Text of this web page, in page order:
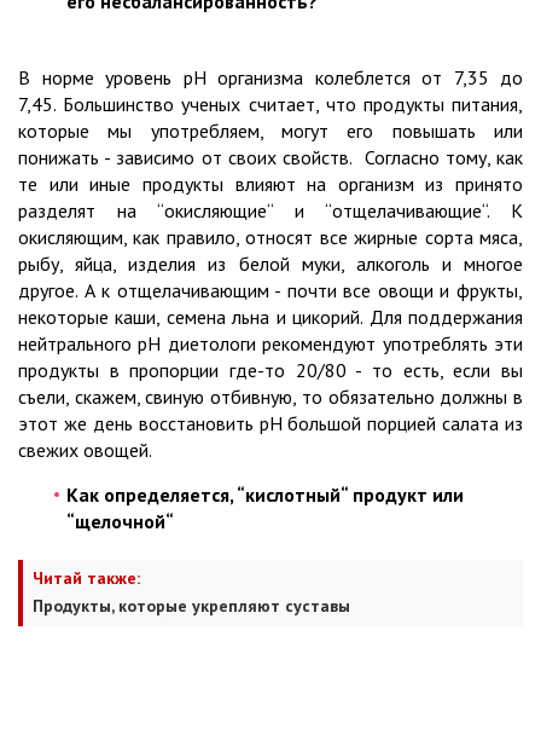
В норме уровень pH организма колеблется от 7,35 до
7,45. Большинство ученых считает, что продукты питания,
которые мы употребляем, могут его повышать или
понижать - зависимо от своих свойств. Согласно тому, как
те или иные продукты влияют на организм из принято
разделят на “окисляющие“ и “отщелачивающие“. К
окисляющим, как правило, относят все жирные сорта мяса,
рыбу, яйца, изделия из белой муки, алкоголь и многое
другое. А к отщелачивающим - почти все овощи и фрукты,
некоторые каши, семена льна и цикорий. Для поддержания
нейтрального pH диетологи рекомендуют употреблять эти
продукты в пропорции где-то 20/80 - то есть, если вы
съели, скажем, свиную отбивную, то обязательно должны в
этот же день восстановить pH большой порцией салата из
свежих овощей.
Как определяется, “кислотный“ продукт или
“щелочной“
Читай также:
Продукты, которые укрепляют суставы